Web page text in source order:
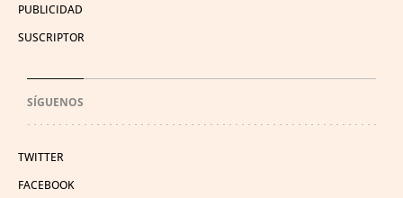
PUBLICIDAD
SUSCRIPTOR
SÍGUENOS
TWITTER
FACEBOOK